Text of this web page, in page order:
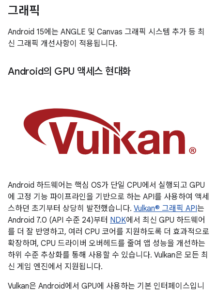
그래픽
Android 15에는 ANGLE 및 Canvas 그래픽 시스템 추가 등 최
신 그래픽 개선사항이 적용됩니다.
Android의 GPU 액세스 현대화
Android 하드웨어는 핵심 OS가 단일 CPU에서 실행되고 GPU
에 고정 기능 파이프라인을 기반으로 하는 API를 사용하여 액세
스하던 초기부터 상당히 발전했습니다. Vulkan® 그래픽 API는
Android 7.0 (API 수준 24)부터 NDK에서 최신 GPU 하드웨어
를 더 잘 반영하고, 여러 CPU 코어를 지원하도록 더 효과적으로
확장하며, CPU 드라이버 오버헤드를 줄여 앱 성능을 개선하는
하위 수준 추상화를 통해 사용할 수 있습니다. Vulkan은 모든 최
신 게임 엔진에서 지원됩니다.
Vulkan은 Android에서 GPU에 사용하는 기본 인터페이스입니